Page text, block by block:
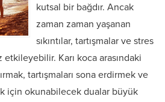
kutsal bir bağdır. Ancak
zaman zaman yaşanan
sıkıntılar, tartışmalar ve stres
Karı koca arasındaki
tartışmaları sona erdirmek ve
için okunabilecek dualar büyük